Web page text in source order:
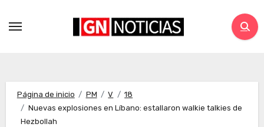
Página de inicio PM V
18
Nuevas explosiones en Líbano: estallaron walkie talkies de
Hezbollah